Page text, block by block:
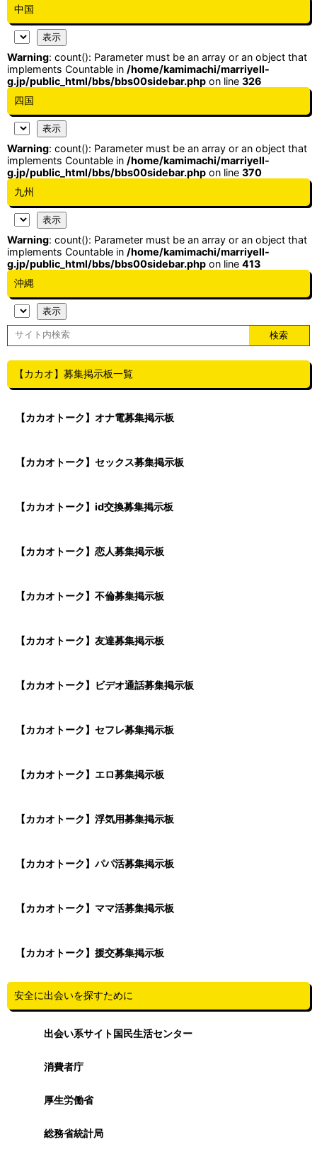
中国
Warning: count(): Parameter must be an array or an object that
implements Countable in /home/kamimachi/marriyell-
g.jp/public_html/bbs/bbs00sidebar.php on line 326
四国
Warning: count(): Parameter must be an array or an object that
implements Countable in /home/kamimachi/marriyell-
g.jp/public_html/bbs/bbs00sidebar.php on line 370
九州
Warning: count(): Parameter must be an array or an object that
implements Countable in /home/kamimachi/marriyell-
g.jp/public_html/bbs/bbs00sidebar.php on line 413
沖縄
【カカオ】募集掲示板一覧
【カカオトーク】オナ電募集掲示板
【カカオトーク】セックス募集掲示板
【カカオトーク】id交換募集掲示板
【カカオトーク】恋人募集掲示板
【カカオトーク】不倫募集掲示板
【カカオトーク】友達募集掲示板
【カカオトーク】ビデオ通話募集掲示板
【カカオトーク】セフレ募集掲示板
【カカオトーク】エロ募集掲示板
【カカオトーク】浮気用募集掲示板
【カカオトーク】パパ活募集掲示板
【カカオトーク】ママ活募集掲示板
【カカオトーク】援交募集掲示板
安全に出会いを探すために
出会い系サイト国民生活センター
消費者庁
厚生労働省
総務省統計局